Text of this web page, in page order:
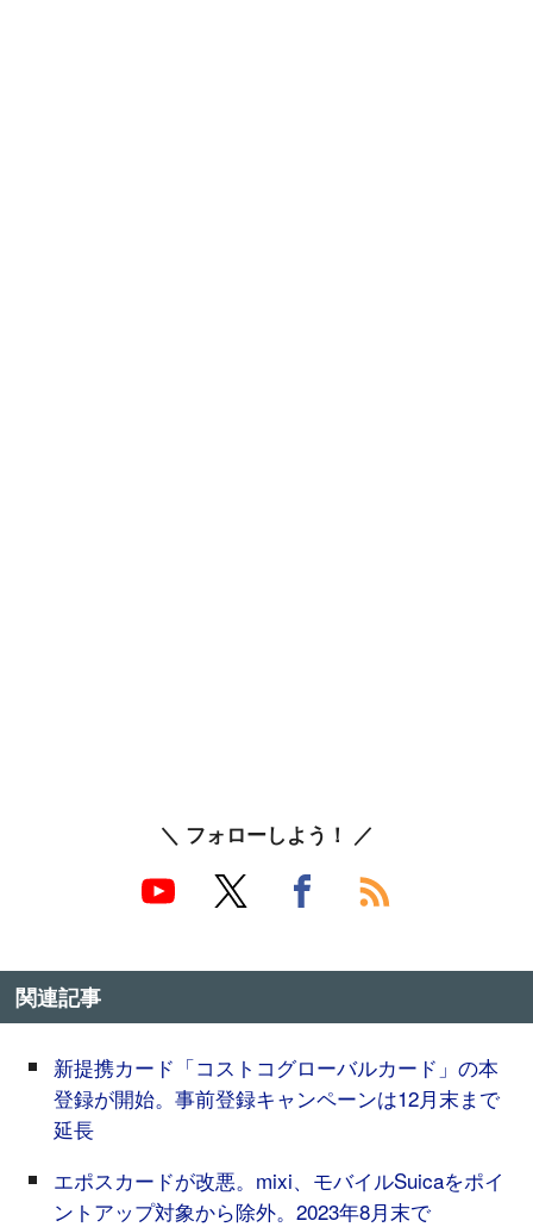
＼ フォローしよう！ ／
関連記事
新提携カード「コストコグローバルカード」の本
登録が開始。事前登録キャンペーンは12月末まで
延長
エポスカードが改悪。mixi、モバイルSuicaをポイ
ントアップ対象から除外。2023年8月末で